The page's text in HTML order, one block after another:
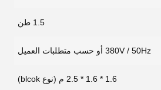
1.5 طن
380V / 50Hz أو حسب متطلبات العميل
1.6 * 1.6 * 2.5 م (نوع blcok)